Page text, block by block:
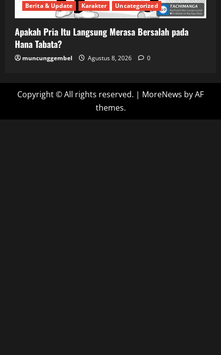
Berita & Update Karakter Uncategorized
Apakah Pria Itu Langsung Merasa Bersalah pada
Hana Tabata?
muncunggembel Agustus 8, 2026 0
Copyright © All rights reserved. | MoreNews by AF
themes.